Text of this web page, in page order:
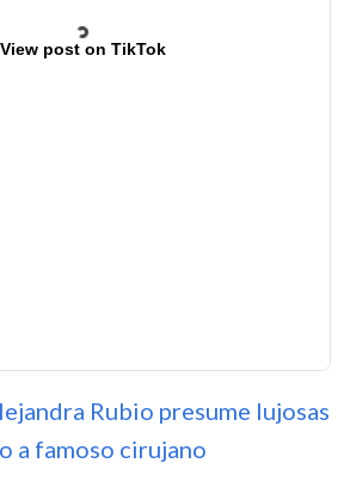
View post on TikTok
Rubio presume lujosas
a famoso cirujano